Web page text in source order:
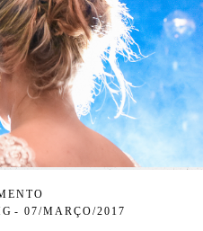
07/MARÇO/2017